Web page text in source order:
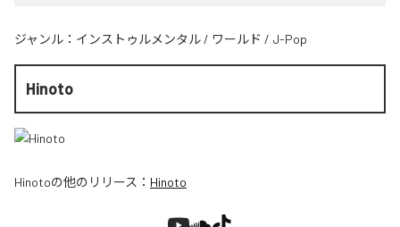
ジャンル： インストゥルメンタル / ワールド / J-Pop
Hinoto
Hinotoの他のリリース： Hinoto